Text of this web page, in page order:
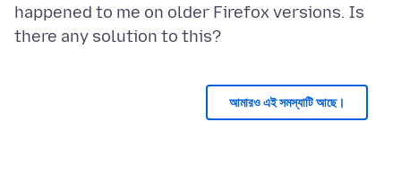
happened to me on older Firefox versions. Is
আমারও এই সমস্যাটি আছে।